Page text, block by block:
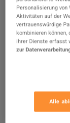
vielleicht
Personalisierung
Aktivitäten auf der
vertrauenswürdige
kombinieren können,
ihrer Dienste erfasst
zur
Alle